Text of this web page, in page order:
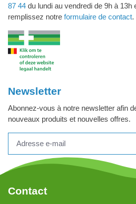
87 44 du lundi au vendredi de 9h à 13h
remplissez notre formulaire de contact.
Newsletter
Abonnez-vous à notre newsletter afin
nouveaux produits et nouvelles offres.
Contact